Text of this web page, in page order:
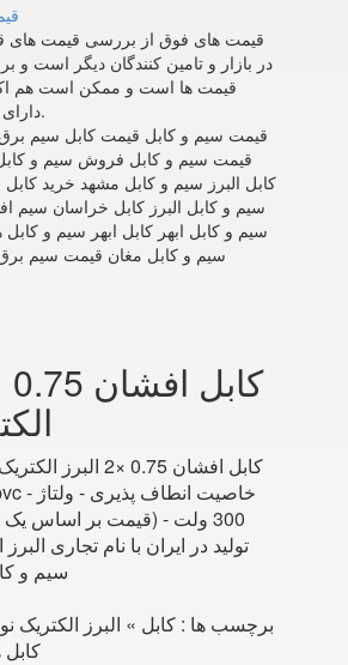
قیمت های فوق از بررسی قیمت های
در بازار و تامین کنندگان دیگر است و
قیمت ها است و ممکن است هم
دارای قیمت جدید باشد.
قیمت سیم و کابل قیمت کابل سیم
قیمت سیم و کابل فروش سیم و
کابل البرز سیم و کابل مشهد خرید
سیم و کابل البرز کابل خراسان سیم
سیم و کابل ابهر کابل ابهر سیم و
سیم و کابل مغان قیمت سیم
کابل افشان 0.75 ×2
300 ولت - (قیمت بر اساس یک حلقه می باشد)
تولید در ایران با نام تجاری
سیم و
برچسب ها : کابل » البرز الکتریک
کابل